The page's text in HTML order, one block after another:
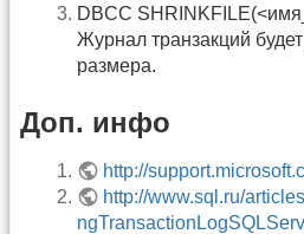
DBCC
Журнал транзакций
размера.
Доп. инфо
http://
http://www.sql.ru/